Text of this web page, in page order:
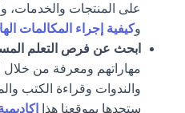
على المنتجات والخدمات،
وكيفية إجراء المكالمات
ابحث عن فرص التعلم
مهاراتهم ومعرفة من خلال
والندوات وقراءة الكتب
ستجدها بموقعنا هذا